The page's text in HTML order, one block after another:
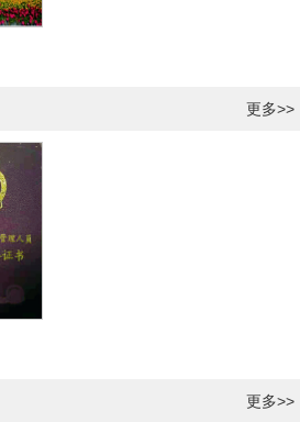
更多>>
更多>>